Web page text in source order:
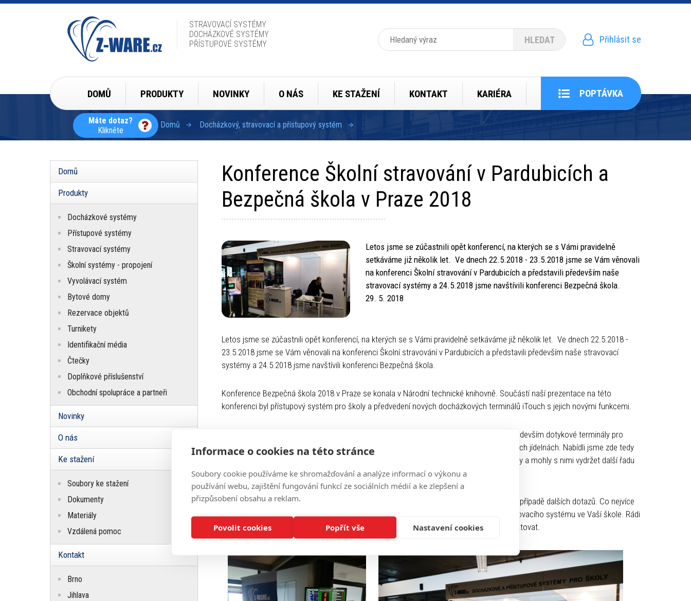
Informace o cookies na této stránce
Soubory cookie používáme ke shromažďování a analýze informací o výkonu a
používání webu, zajištění fungování funkcí ze sociálních médií a ke zlepšení a
přizpůsobení obsahu a reklam.
Povolit cookies Popřít vše Nastavení cookies
Přejít
STRAVOVACÍ SYSTÉMY
DOCHÁZKOVÉ SYSTÉMY
PŘÍSTUPOVÉ SYSTÉMY
Menu
účtu
Přihlásit se
Hledat
Hlavní
navigace
DOMŮ PRODUKTY NOVINKY O NÁS KE STAŽENÍ KONTAKT KARIÉRA POPTÁVKA
Máte dotaz?
Klikněte
Drobečková
Domů Docházkový, stravovací a přístupový systém
Konference Školní stravování v Pardubicích a
Bezpečná škola v Praze 2018
Letos jsme se zúčastnili opět konferencí, na kterých se s Vámi pravidelně
setkáváme již několik let. Ve dnech 22.5.2018 - 23.5.2018 jsme se Vám věnovali
na konferenci Školní stravování v Pardubicích a představili především naše
stravovací systémy a 24.5.2018 jsme navštívili konferenci Bezpečná škola.
29. 5. 2018
Letos jsme se zúčastnili opět konferencí, na kterých se s Vámi pravidelně setkáváme již několik let. Ve dnech 22.5.2018 -
23.5.2018 jsme se Vám věnovali na konferenci Školní stravování v Pardubicích a představili především naše stravovací
systémy a 24.5.2018 jsme navštívili konferenci Bezpečná škola.
Konference Bezpečná škola 2018 v Praze se konala v Národní technické knihovně. Součástí naší prezentace na této
konferenci byl přístupový systém pro školy a předvedení nových docházkových terminálů iTouch s jejich novými funkcemi.
U stravovacích systémů jsme na konferenci Školní stravování v Pardubicích předvedli především dotykové terminály pro
objednávání i výdej stravy, kterými postupně modernizujeme zastaralé instalace ve školních jídelnách. Nabídli jsme zde tedy
jídelnám celkovou modernizaci systému tak, aby školy dostaly, co nejmodernější produkty a mohly s nimi vydržet další řadu
let.
Rádi jsme Vám zodpověděli Vaše dotazy a jsme připraveni se Vám věnovat telefonicky v případě dalších dotazů. Co nejvíce
se snažíme vyhovět Vašim potřebám při zřízení přístupového, docházkového nebo stravovacího systému ve Vaší škole. Rádi
Vám zpracujeme případnou nabídku na instalaci nebo modernizaci. Neváhejte nás kontaktovat.
Hlavní
navigace
Domů
Produkty
Docházkové systémy
Přístupové systémy
Stravovací systémy
Školní systémy - propojení
Vyvolávací systém
Bytové domy
Rezervace objektů
Turnikety
Identifikační média
Čtečky
Doplňkové příslušenství
Obchodní spolupráce a partneři
Novinky
O nás
Ke stažení
Soubory ke stažení
Dokumenty
Materiály
Vzdálená pomoc
Kontakt
Brno
Jihlava